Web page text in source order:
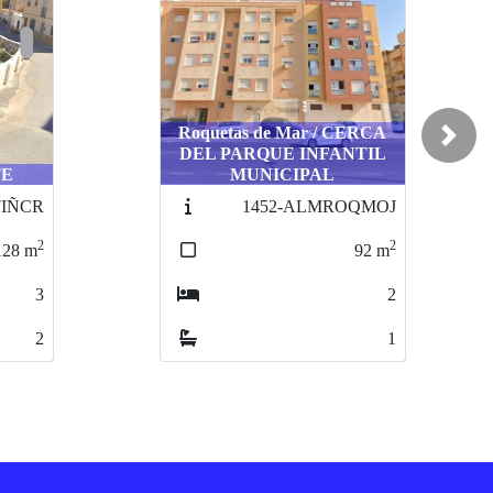
m2
3
2
Roquetas de Mar / CERCA
DEL PARQUE INFANTIL
MUNICIPAL
1452-ALMROQMOJ
92 m2
2
1
Next